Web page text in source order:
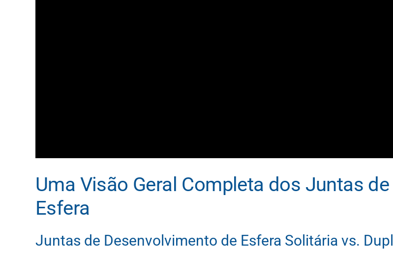
Uma Visão Geral Completa dos Juntas
Esfera
Juntas de Desenvolvimento de Esfera Solitária vs.